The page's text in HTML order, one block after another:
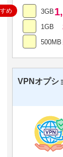
3GB
め
1GB
500MB
VPNオプシ